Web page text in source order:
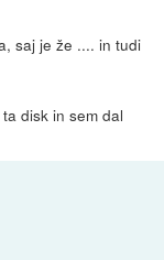
saj je že .... in tudi
disk in sem dal